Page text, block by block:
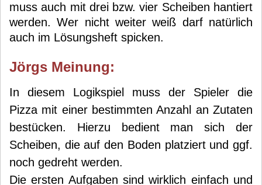
muss auch mit drei bzw. vier Scheiben hantiert
werden. Wer nicht weiter weiß darf natürlich
auch im Lösungsheft spicken.
Jörgs Meinung:
In diesem Logikspiel muss der Spieler die
Pizza mit einer bestimmten Anzahl an Zutaten
bestücken. Hierzu bedient man sich der
Scheiben, die auf den Boden platziert und ggf.
noch gedreht werden.
Die ersten Aufgaben sind wirklich einfach und